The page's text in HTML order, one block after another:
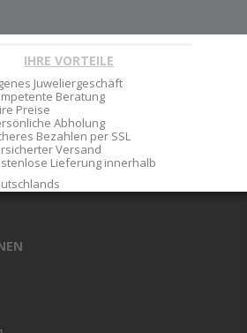
IHRE VORTEILE
Juweliergeschäft
Beratung
Preise
Abholung
Bezahlen per SSL
Versand
Lieferung innerhalb